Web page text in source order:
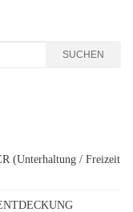
SUCHEN
(Unterhaltung / Freizeit